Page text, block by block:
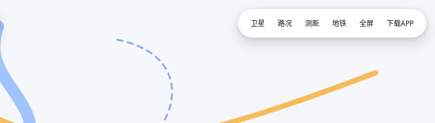
卫星 路况 测距 地铁 全屏 下载APP